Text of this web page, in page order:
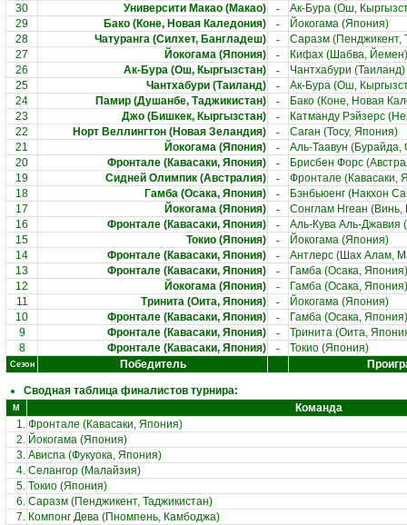
30
Университи Макао (Макао) -
Ак-Бура (Ош,
29
Бако (Коне, Новая Каледония) -
Йокогама (Япония)
28
Чатуранга (Силхет, Бангладеш) -
Саразм (Пенджикент,
27
Йокогама (Япония) -
Кифах (Шабва, Йемен)
26
Ак-Бура (Ош, Кыргызстан) -
Чантхабури (Таиланд)
25
Чантхабури (Таиланд) -
Ак-Бура (Ош,
24
Памир (Душанбе, Таджикистан) -
Бако (Коне, Новая
23
Джо (Бишкек, Кыргызстан) -
Катманду Рэйзерс
22
Норт Веллингтон (Новая Зеландия) -
Саган (Тосу, Япония)
21
Йокогама (Япония) -
Аль-Таавун (Бурайда,
20
Фронтале (Кавасаки, Япония) -
Брисбен Форс
19
Сидней Олимпик (Австралия) -
Фронтале (Кавасаки,
18
Гамба (Осака, Япония) -
Бэнбьюенг (Накхон
17
Йокогама (Япония) -
Сонглам Нгеан (Винь,
16
Фронтале (Кавасаки, Япония) -
Аль-Кува Аль-Джавия
15
Токио (Япония) -
Йокогама (Япония)
14
Фронтале (Кавасаки, Япония) -
Антлерс (Шах Алам,
13
Фронтале (Кавасаки, Япония) -
Гамба (Осака, Япония)
12
Йокогама (Япония) -
Гамба (Осака, Япония)
11
Тринита (Оита, Япония) -
Йокогама (Япония)
10
Фронтале (Кавасаки, Япония) -
Гамба (Осака, Япония)
9
Фронтале (Кавасаки, Япония) -
Тринита (Оита,
8
Фронтале (Кавасаки, Япония) - Токио (Япония)
Сезон Победитель
Сводная таблица финалистов турнира:
М
Команда
1. Фронтале (Кавасаки, Япония)
2. Йокогама (Япония)
3. Ависпа (Фукуока, Япония)
4. Селангор (Малайзия)
5. Токио (Япония)
6. Саразм (Пенджикент, Таджикистан)
7. Компонг Дева (Пномпень, Камбоджа)